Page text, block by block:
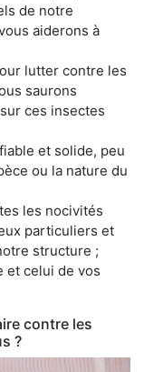
de notre
aiderons à
lutter contre les
saurons
ces insectes
et solide, peu
ou la nature du
les nocivités
particuliers et
structure ;
et celui de vos
contre les
?